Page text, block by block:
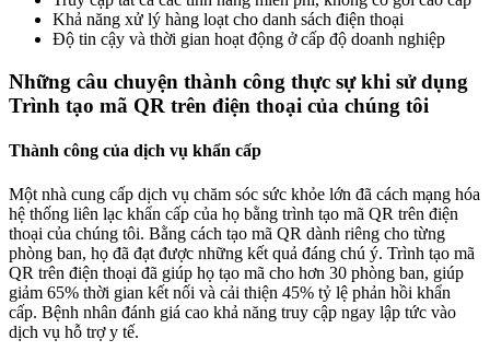
Khả năng xử lý hàng loạt cho danh sách điện thoại
Độ tin cậy và thời gian hoạt động ở cấp độ doanh nghiệp
Những câu chuyện thành công thực sự khi sử dụng
Trình tạo mã QR trên điện thoại của chúng tôi
Thành công của dịch vụ khẩn cấp
Một nhà cung cấp dịch vụ chăm sóc sức khỏe lớn đã cách mạng hóa
hệ thống liên lạc khẩn cấp của họ bằng trình tạo mã QR trên điện
thoại của chúng tôi. Bằng cách tạo mã QR dành riêng cho từng
phòng ban, họ đã đạt được những kết quả đáng chú ý. Trình tạo mã
QR trên điện thoại đã giúp họ tạo mã cho hơn 30 phòng ban, giúp
giảm 65% thời gian kết nối và cải thiện 45% tỷ lệ phản hồi khẩn
cấp. Bệnh nhân đánh giá cao khả năng truy cập ngay lập tức vào
dịch vụ hỗ trợ y tế.